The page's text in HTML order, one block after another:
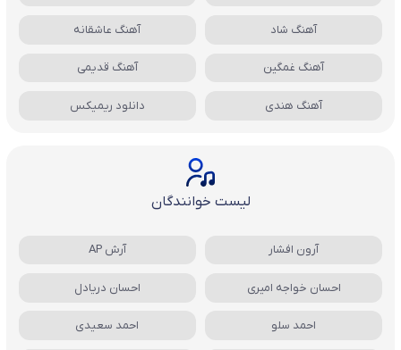
آهنگ شاد آهنگ عاشقانه
آهنگ غمگین آهنگ قدیمی
آهنگ هندی دانلود ریمیکس
لیست خوانندگان
آرون افشار آرش AP
احسان خواجه امیری احسان دریادل
احمد سلو احمد سعیدی